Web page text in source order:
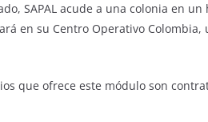
SAPAL acude a una colonia en
en su Centro Operativo
que ofrece este módulo son